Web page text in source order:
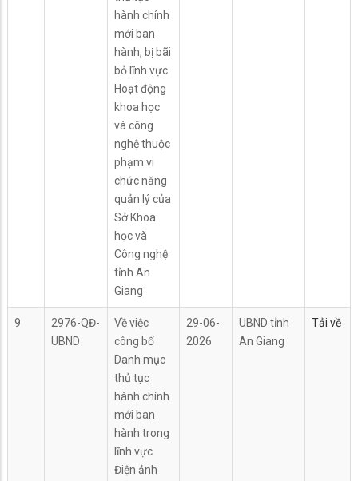
hành chính
mới ban
hành, bị bãi
bỏ lĩnh vực
Hoạt động
khoa học
và công
nghệ thuộc
phạm vi
chức năng
quản lý của
Sở Khoa
học và
Công nghệ
tỉnh An
Giang
9
2976-QĐ-
UBND
Về việc
công bố
Danh mục
thủ tục
hành chính
mới ban
hành trong
lĩnh vực
Điện ảnh
29-06-
2026
UBND tỉnh
An Giang
Tải về